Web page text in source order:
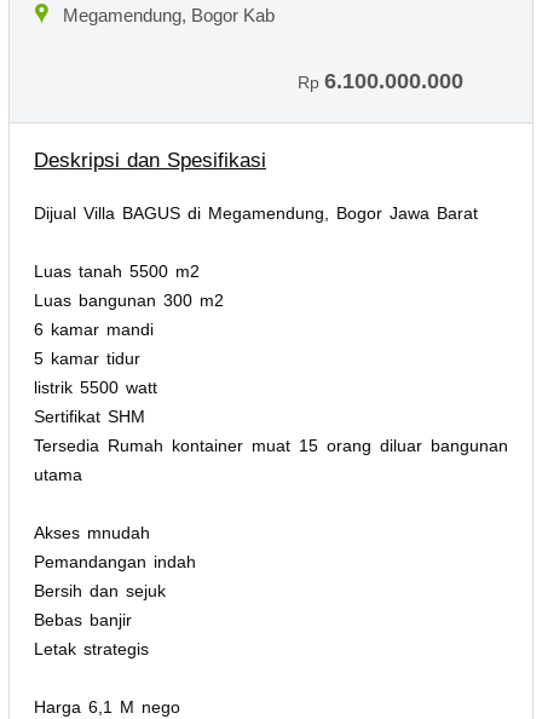
Megamendung, Bogor Kab
Rp 6.100.000.000
Deskripsi dan Spesifikasi
Dijual Villa BAGUS di Megamendung, Bogor Jawa Barat
Luas tanah 5500 m2
Luas bangunan 300 m2
6 kamar mandi
5 kamar tidur
listrik 5500 watt
Sertifikat SHM
Tersedia Rumah kontainer muat 15 orang diluar bangunan
utama
Akses mnudah
Pemandangan indah
Bersih dan sejuk
Bebas banjir
Letak strategis
Harga 6,1 M nego